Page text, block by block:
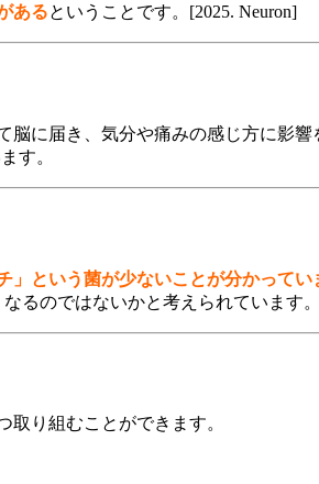
あるということです。[2025. Neuron]
に届き、気分や痛みの感じ方に影響
す。
という菌が少ないことが分かってい
るのではないかと考えられています。
り組むことができます。